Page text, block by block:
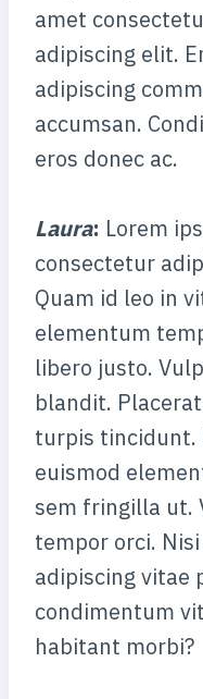
amet
adipiscing elit.
adipiscing
accumsan.
eros donec ac.
Laura: Lorem
consectetur
Quam id leo in
elementum
libero justo.
blandit.
turpis tincidunt.
euismod
sem fringilla ut.
tempor orci.
adipiscing vitae
condimentum
habitant morbi?